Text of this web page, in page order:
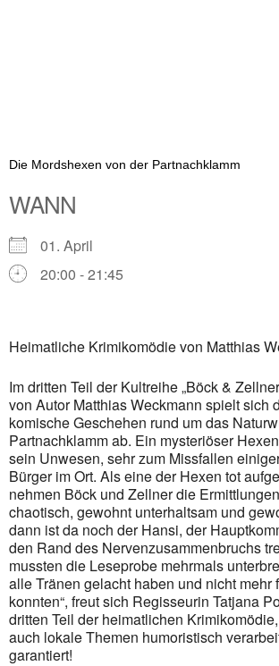
Die Mordshexen von der Partnachklamm
WANN
01. April
20:00 - 21:45
iCalendar
Office 365
Outlook Live
Heimatliche Krimikomödie von Matthias
Im dritten Teil der Kultreihe „Böck &
von Autor Matthias Weckmann spielt sich
komische Geschehen rund um das
Partnachklamm ab. Ein mysteriöser
sein Unwesen, sehr zum Missfallen
Bürger im Ort. Als eine der Hexen tot
nehmen Böck und Zellner die
chaotisch, gewohnt unterhaltsam und
dann ist da noch der Hansi, der
den Rand des Nervenzusammenbruchs
mussten die Leseprobe mehrmals
alle Tränen gelacht haben und nicht mehr
konnten“, freut sich Regisseurin Tatjana
dritten Teil der heimatlichen
auch lokale Themen humoristisch
garantiert!